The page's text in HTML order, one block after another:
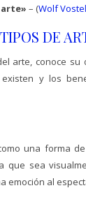
arte» – (Wolf
DE
arte, conoce su
y los
una forma
que sea
emoción al